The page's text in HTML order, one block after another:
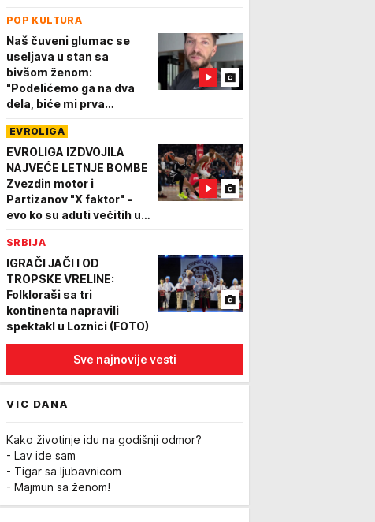
POP KULTURA
Naš čuveni glumac se
useljava u stan sa
bivšom ženom:
"Podelićemo ga na dva
dela, biće mi prva
EVROLIGA
EVROLIGA IZDVOJILA
NAJVEĆE LETNJE BOMBE
Zvezdin motor i
Partizanov "X faktor" -
evo ko su aduti večitih u
SRBIJA
IGRAČI JAČI I OD
TROPSKE VRELINE:
Folkloraši sa tri
kontinenta napravili
spektakl u Loznici (FOTO)
Sve najnovije vesti
VIC DANA
Kako životinje idu na godišnji odmor?
- Lav ide sam
- Tigar sa ljubavnicom
- Majmun sa ženom!